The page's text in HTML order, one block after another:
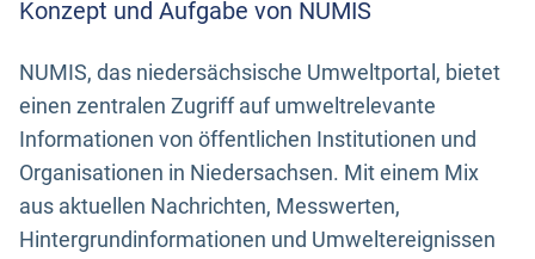
Konzept und Aufgabe von NUMIS
NUMIS, das niedersächsische Umweltportal, bietet
einen zentralen Zugriff auf umweltrelevante
Informationen von öffentlichen Institutionen und
Organisationen in Niedersachsen. Mit einem Mix
aus aktuellen Nachrichten, Messwerten,
Hintergrundinformationen und Umweltereignissen